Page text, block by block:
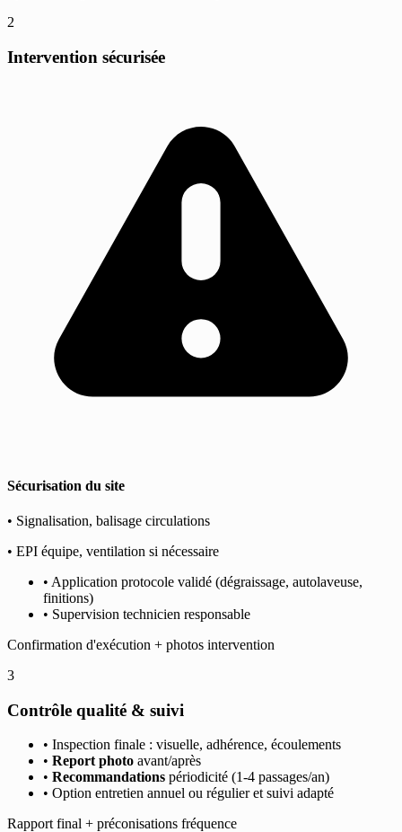
2
Intervention sécurisée
Sécurisation du site
• Signalisation, balisage circulations
• EPI équipe, ventilation si nécessaire
• Application protocole validé (dégraissage, autolaveuse,
finitions)
• Supervision technicien responsable
Confirmation d'exécution + photos intervention
3
Contrôle qualité & suivi
• Inspection finale : visuelle, adhérence, écoulements
• Report photo avant/après
• Recommandations périodicité (1-4 passages/an)
• Option entretien annuel ou régulier et suivi adapté
Rapport final + préconisations fréquence